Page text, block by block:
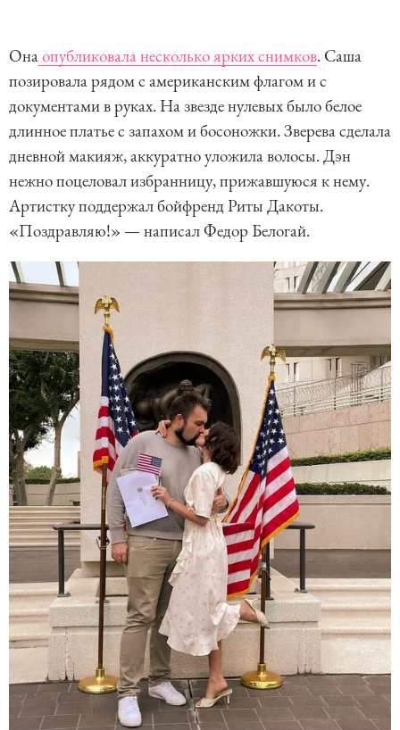
Онаопубликовала несколько ярких снимков. Саша
позировала рядом с американским флагом и с
документами в руках. На звезде нулевых было белое
длинное платье с запахом и босоножки. Зверева сделала
дневной макияж, аккуратно уложила волосы. Дэн
нежно поцеловал избранницу, прижавшуюся к нему.
Артистку поддержал бойфренд Риты Дакоты.
«Поздравляю!» — написал Федор Белогай.